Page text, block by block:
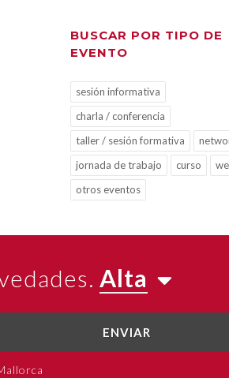
BUSCAR POR TIPO DE
EVENTO
sesión informativa
charla / conferencia
taller / sesión formativa
jornada de trabajo
curso
otros eventos
Alta
ENVIAR